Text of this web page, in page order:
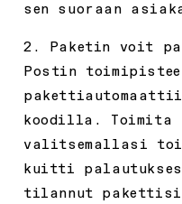
sen suoraan
2. Paketin voit
Postin
koodilla. Toimita
valitsemallasi
kuitti
tilannut